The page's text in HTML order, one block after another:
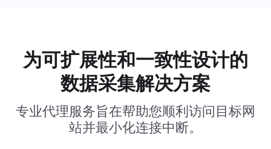
为可扩展性和一致性设计的
数据采集解决方案
专业代理服务旨在帮助您顺利访问目标网
站并最小化连接中断。